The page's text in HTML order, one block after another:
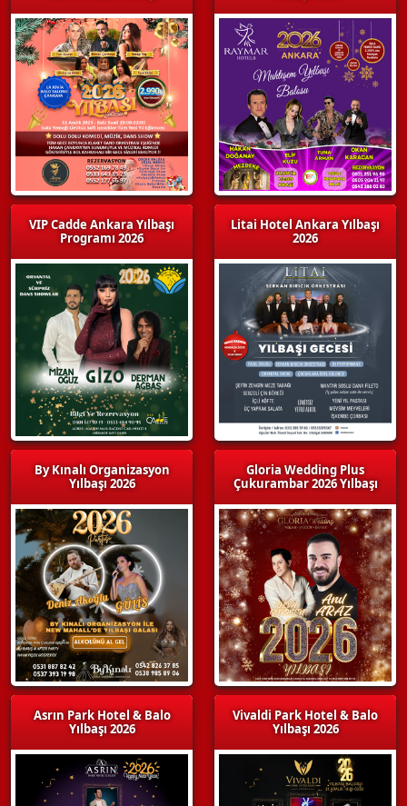
VIP Cadde Ankara Yılbaşı
Programı 2026
By Kınalı Organizasyon
Yılbaşı 2026
Asrın Park Hotel & Balo
Yılbaşı 2026
Litai Hotel Ankara Yılbaşı
2026
Gloria Wedding Plus
Çukurambar 2026 Yılbaşı
Vivaldi Park Hotel & Balo
Yılbaşı 2026